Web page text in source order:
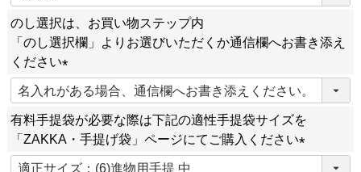
必
須
)
のし選択は、お買い物ステップ内
「のし選択欄」よりお選びいただくか通信欄へお書き添え
ください
(
必
須
)
有料手提袋が必要な際は下記の適性手提袋サイズを
「ZAKKA・手提げ袋」ページにてご購入ください